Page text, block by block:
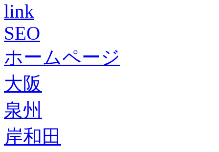
link
SEO
ホームページ
大阪
泉州
岸和田